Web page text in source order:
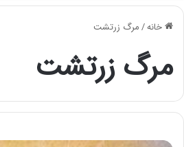
خانه/مرگ زرتشت
مرگ زرتشت